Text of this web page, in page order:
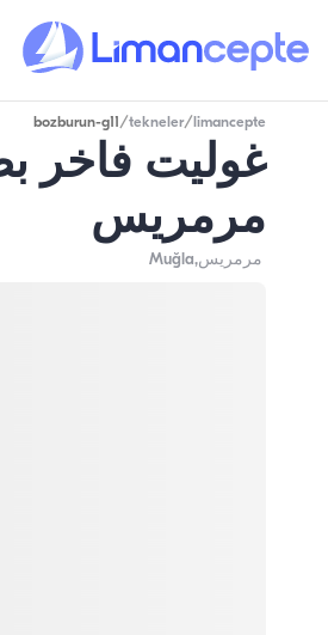
limancepte
/
tekneler
/
bozburun-g11
مرمريس
مرمريس,Muğla